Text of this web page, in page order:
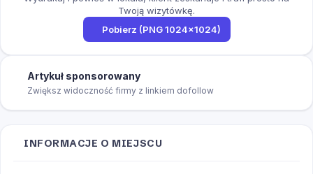
Twoją wizytówkę.
Pobierz (PNG 1024×1024)
Artykuł sponsorowany
Zwiększ widoczność firmy z linkiem dofollow
INFORMACJE O MIEJSCU